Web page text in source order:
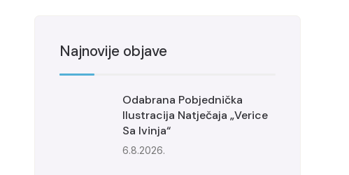
Najnovije objave
Odabrana Pobjednička
Ilustracija Natječaja „Verice
Sa Ivinja“
6.8.2026.